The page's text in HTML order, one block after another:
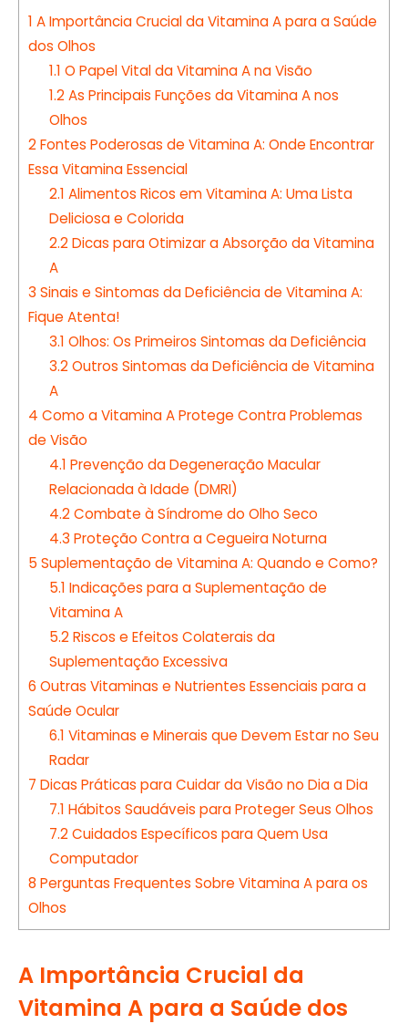
1 A Importância Crucial da Vitamina A para a Saúde
dos Olhos
1.1 O Papel Vital da Vitamina A na Visão
1.2As Principais Funções da Vitamina A nos
Olhos
2Fontes Poderosas de Vitamina A: Onde Encontrar
Essa Vitamina Essencial
2.1 Alimentos Ricos em Vitamina A: Uma Lista
Deliciosa e Colorida
2.2Dicas para Otimizar a Absorção da Vitamina
A
3 Sinais e Sintomas da Deficiência de Vitamina A:
Fique Atenta!
3.1 Olhos: Os Primeiros Sintomas da Deficiência
3.2Outros Sintomas da Deficiência de Vitamina
A
4 Como a Vitamina A Protege Contra Problemas
de Visão
4.1 Prevenção da Degeneração Macular
Relacionada à Idade (DMRI)
4.2Combate à Síndrome do Olho Seco
4.3 Proteção Contra a Cegueira Noturna
5 Suplementação de Vitamina A: Quando e Como?
5.1 Indicações para a Suplementação de
Vitamina A
5.2Riscos e Efeitos Colaterais da
Suplementação Excessiva
6 Outras Vitaminas e Nutrientes Essenciais para a
Saúde Ocular
6.1 Vitaminas e Minerais que Devem Estar no Seu
Radar
7 Dicas Práticas para Cuidar da Visão no Dia a Dia
7.1 Hábitos Saudáveis para Proteger Seus Olhos
7.2Cuidados Específicos para Quem Usa
Computador
8 Perguntas Frequentes Sobre Vitamina A para os
Olhos
A Importância Crucial da
Vitamina A para a Saúde dos